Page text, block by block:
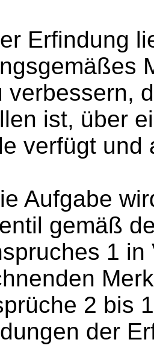
Erfindung
verbessern,
ist, über
verfügt und
Aufgabe
gemäß
1
2 bis
der